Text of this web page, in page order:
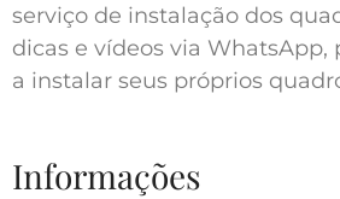
serviço de instalação dos
dicas e vídeos via WhatsApp,
a instalar seus próprios
Informações